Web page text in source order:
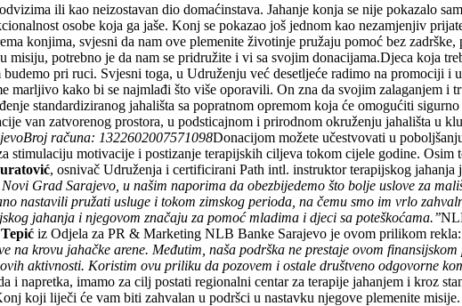
ili kao neizostavan dio domaćinstava. Jahanje konja se nije pokazalo
osobe koja ga jaše. Konj se pokazao još jednom kao nezamjenjiv
konjima, svjesni da nam ove plemenite životinje pružaju pomoć bez
potrebno je da nam se pridružite i vi sa svojim donacijama.Djeca koja
pri ruci. Svjesni toga, u Udruženju već desetljeće radimo na promociji i
kako bi se najmlađi što više oporavili. On zna da svojim zalaganjem i
standardiziranog jahališta sa popratnom opremom koja će omogućiti
van zatvorenog prostora, u podsticajnom i prirodnom okruženju jahališta u
Broj računa: 1322602007571098Donacijom možete učestvovati u
motivacije i postizanje terapijskih ciljeva tokom cijele godine. Osim
, osnivač Udruženja i certificirani Path intl. instruktor terapijskog
Grad Sarajevo, u našim naporima da obezbijedemo što bolje uslove za
nastavili pružati usluge i tokom zimskog perioda, na čemu smo im vrlo
jahanja i njegovom značaju za pomoć mladima i djeci sa poteškoćama.’’
iz Odjela za PR & Marketing NLB Banke Sarajevo je ovom prilikom rekla:
krovu jahačke arene. Međutim, naša podrška ne prestaje ovom
aktivnosti. Koristim ovu priliku da pozovem i ostale društveno odgovorne
i napretka, imamo za cilj postati regionalni centar za terapije jahanjem i kroz
koji liječi će vam biti zahvalan u podršci u nastavku njegove plemenite misije.